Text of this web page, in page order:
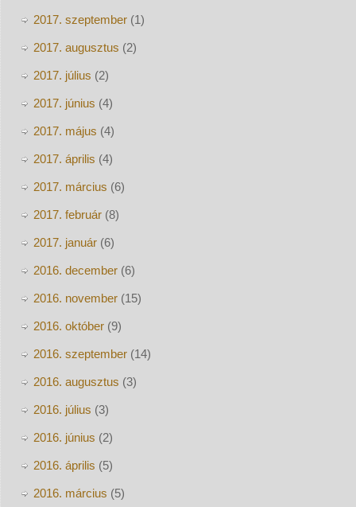
2017. szeptember(1)
2017. augusztus (2)
2017. július (2)
2017. június (4)
2017. május (4)
2017. április (4)
2017. március (6)
2017. február(8)
2017. január(6)
2016. december(6)
2016. november(15)
2016. október(9)
2016. szeptember(14)
2016. augusztus (3)
2016. július (3)
2016. június (2)
2016. április (5)
2016. március (5)